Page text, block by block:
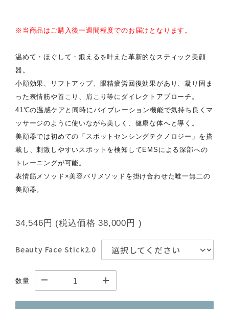
※当商品はご購入後一週間程度でのお届けとなります。
温めて・ほぐして・鍛えるを叶えた革新的なスティック美顔
器。
小顔効果、リフトアップ、眼精疲労回復効果があり、凝り固ま
った表情筋や首こり、肩こり等にダイレクトアプローチ。
41℃の温感ケアと同時にバイブレーション機能で気持ち良くマ
ッサージのように使いながら美しく、健康な体へと導く。
美顔器では初めての「スポットセンシングテクノロジー」を搭
載し、刺激しやすいスポットを検知してEMSによる深部への
トレーニングが可能。
表情筋メソッド×美容バリメソッドを掛け合わせた唯一無二の
美顔器。
34,546円 (税込価格38,000円 )
Beauty Face Stick2.0
数量